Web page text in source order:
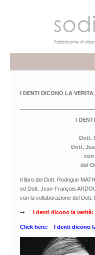
I DENTI DICONO LA
I
Dott.
Dott.
con
del
Il libro del Dott. Rodrigue
ed Dott. Jean-François
con la collaborazione del
I denti dicono la
Click here: I denti dicono